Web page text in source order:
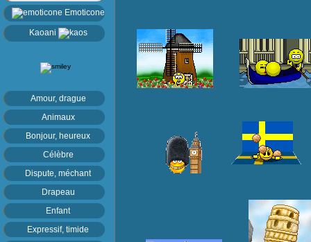
Emoticone
Kaoani
Amour, drague
Animaux
Bonjour, heureux
Célèbre
Dispute, méchant
Drapeau
Enfant
Expressif, timide